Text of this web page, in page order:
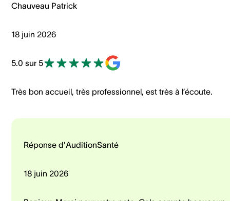
Chauveau Patrick
18 juin 2026
5.0 sur 5
Très bon accueil, très professionnel, est très à l’écoute.
Réponse d'AuditionSanté
18 juin 2026